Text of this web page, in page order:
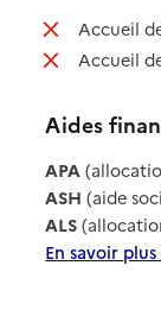
Accueil
Accueil
Aides
APA
ASH (aide
ALS
En savoir